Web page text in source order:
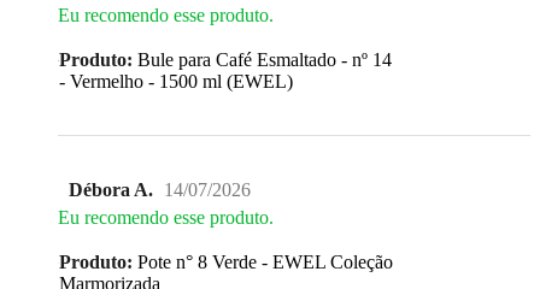
Eu recomendo esse produto.
Produto: Bule para Café Esmaltado - nº 14
- Vermelho - 1500 ml (EWEL)
Débora A. 14/07/2026
Eu recomendo esse produto.
Produto: Pote n° 8 Verde - EWEL Coleção
Marmorizada